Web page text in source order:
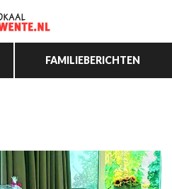
FAMILIEBERICHTEN